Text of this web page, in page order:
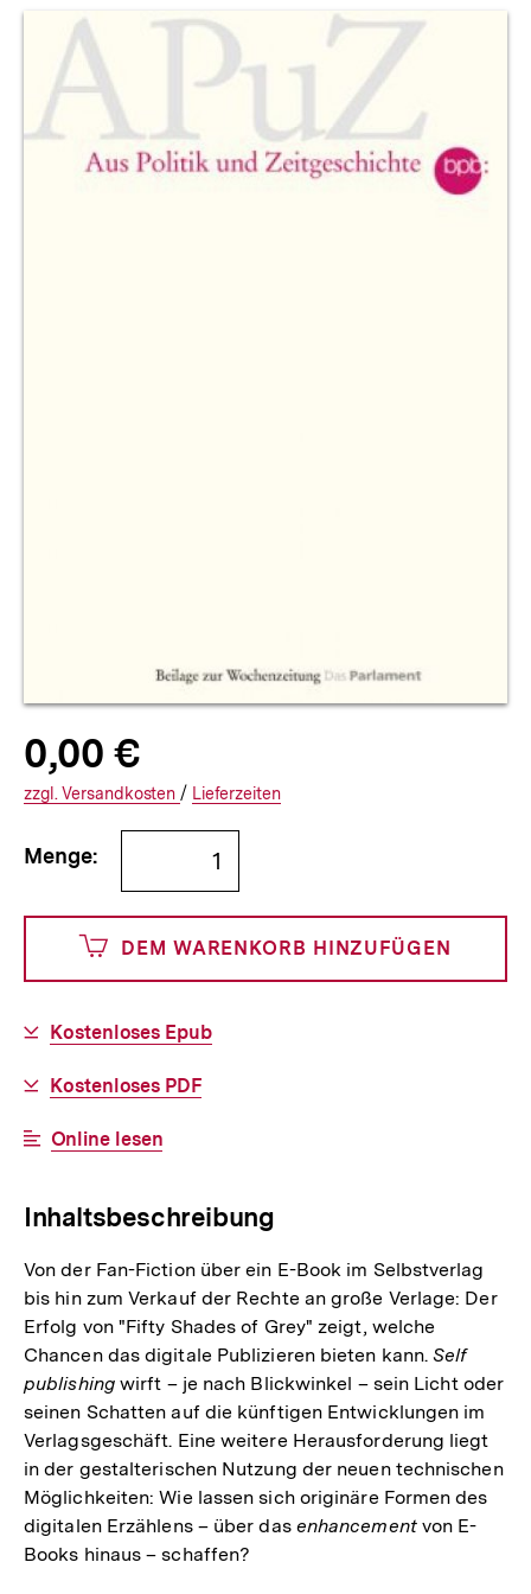
Produktvorschau
Allgemeine
Informationen
Produktpreis:
0,00 €0
€
und
0
Cents
zuzüglich
Versandkosten
Interner
Informationen
den
zzgl. zuzüglichen
Versandkosten/ Interner
Informationen
Lieferzeiten
Bestellmenge
angeben
Menge:
DEM WARENKORB HINZUFÜGEN
Download-
Kostenloses Epub
Download-
Kostenloses PDF
Interner
Online lesen
Inhaltsbeschreibung
Von der Fan-Fiction über ein E-Book im Selbstverlag
bis hin zum Verkauf der Rechte an große Verlage: Der
Erfolg von "Fifty Shades of Grey" zeigt, welche
Chancen das digitale Publizieren bieten kann.Self
publishingwirft – je nach Blickwinkel – sein Licht oder
seinen Schatten auf die künftigen Entwicklungen im
Verlagsgeschäft. Eine weitere Herausforderung liegt
in der gestalterischen Nutzung der neuen technischen
Möglichkeiten: Wie lassen sich originäre Formen des
digitalen Erzählens – über das enhancementvon E-
Books hinaus – schaffen?